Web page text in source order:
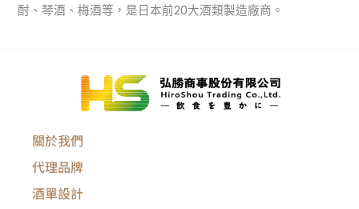
酎、琴酒、梅酒等，是日本前20大酒類製造廠商。
關於我們
代理品牌
酒單設計